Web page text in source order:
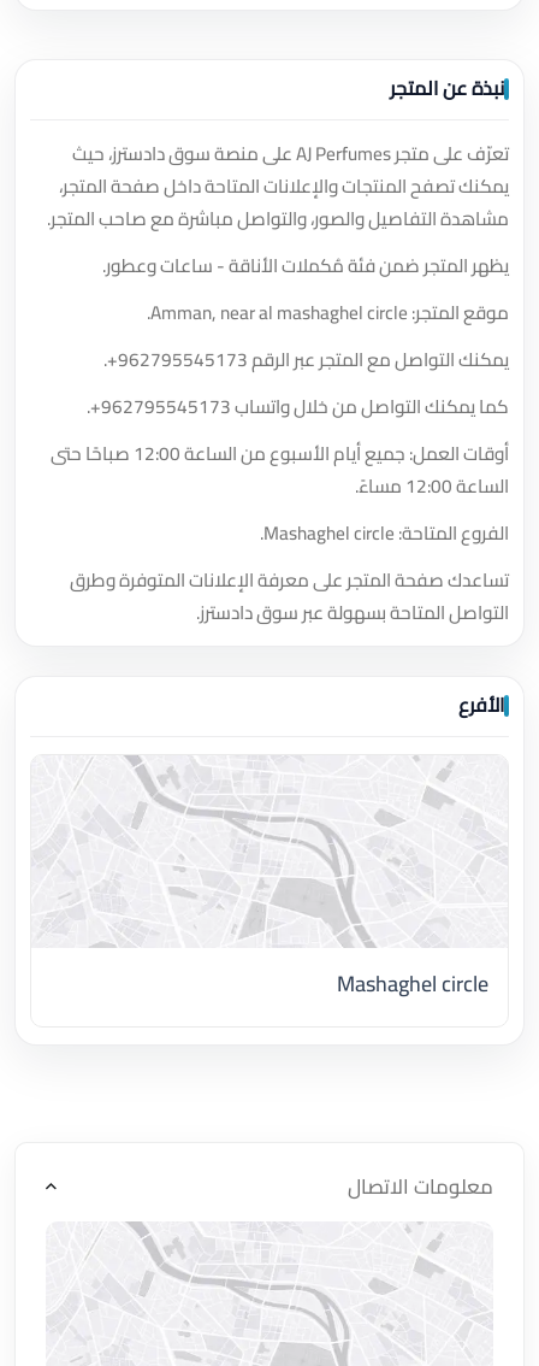
نبذة عن المتجر
تعرّف على متجر AJ Perfumes على منصة سوق دادسترز، حيث
يمكنك تصفح المنتجات والإعلانات المتاحة داخل صفحة المتجر،
مشاهدة التفاصيل والصور، والتواصل مباشرة مع صاحب المتجر.
يظهر المتجر ضمن فئة مُكملات الأناقة - ساعات وعطور.
موقع المتجر: Amman, near al mashaghel circle.
يمكنك التواصل مع المتجر عبر الرقم+962795545173
.
كما يمكنك التواصل من خلال واتساب+962795545173
.
أوقات العمل: جميع أيام الأسبوع من الساعة 12:00 صباحًا حتى
الساعة 12:00 مساءً.
الفروع المتاحة: Mashaghel circle.
تساعدك صفحة المتجر على معرفة الإعلانات المتوفرة وطرق
التواصل المتاحة بسهولة عبر سوق دادسترز.
الأفرع
Mashaghel circle
معلومات الاتصال